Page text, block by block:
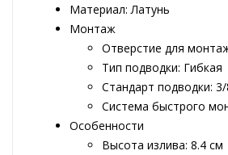
Материал: Латунь
Монтаж
Отверстие для
Тип подводки: Гибкая
Стандарт подводки:
Система быстрого
Особенности
Высота излива: 8.4 см